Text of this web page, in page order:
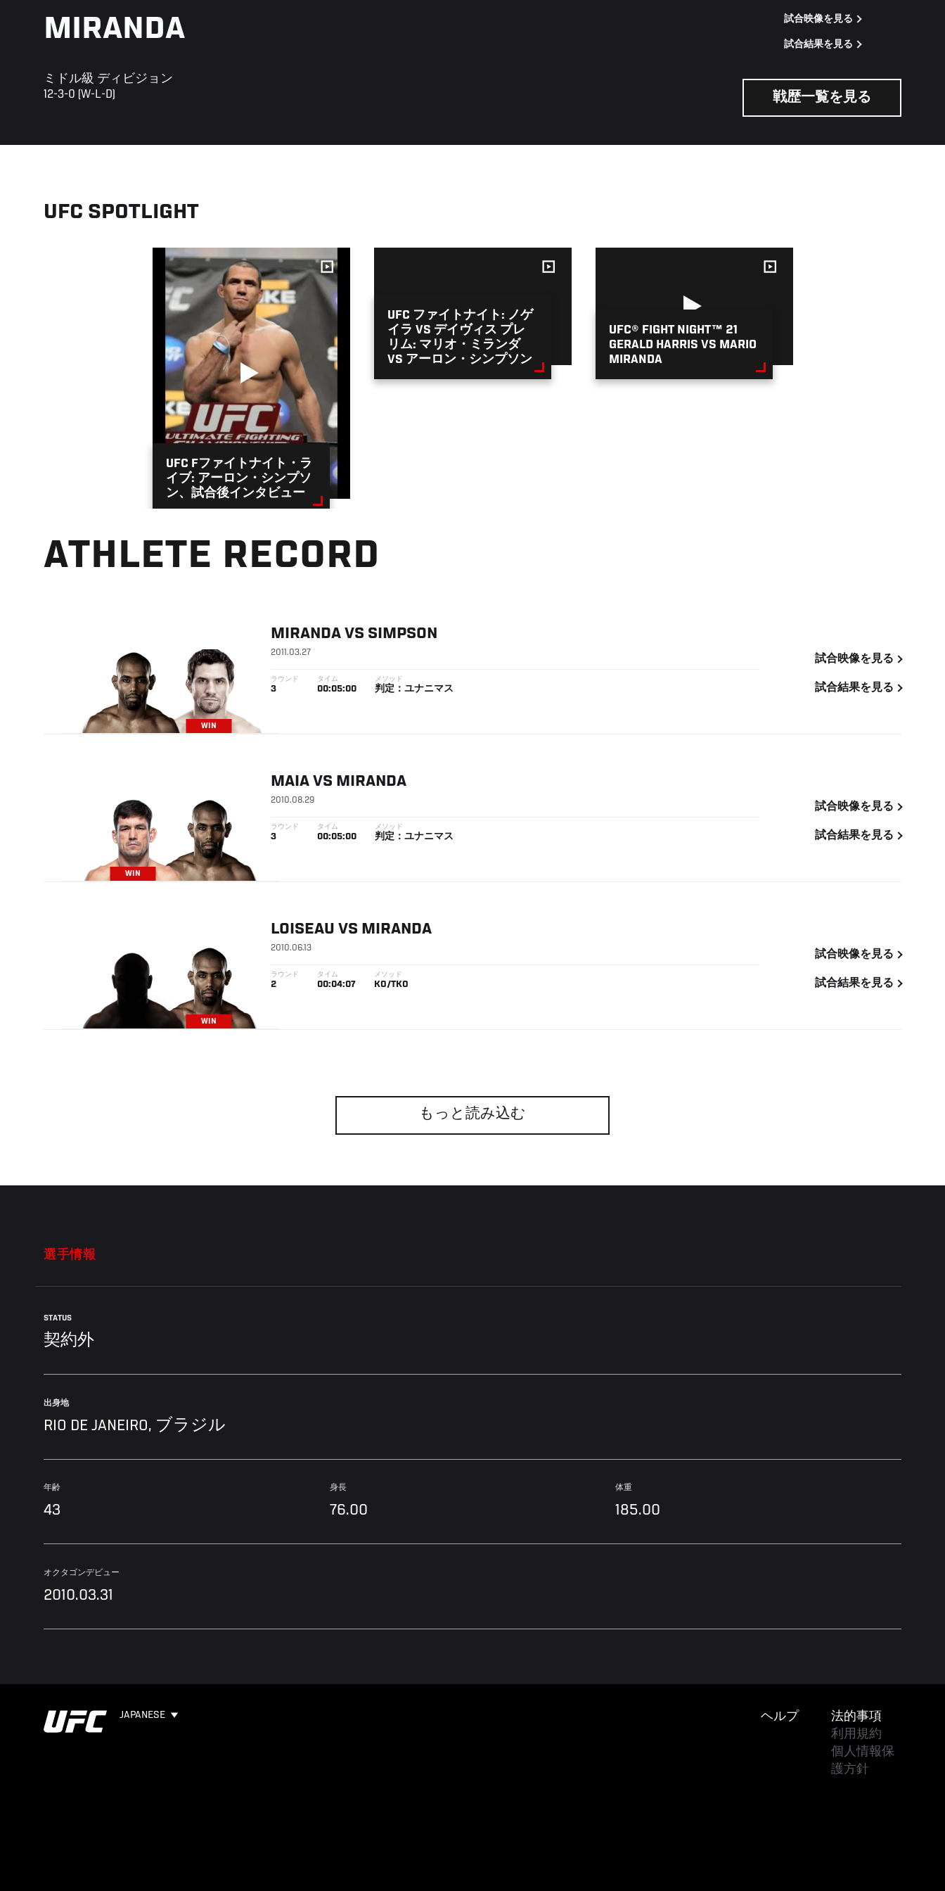
MIRANDA
ミドル級 ディビジョン
12-3-0 (W-L-D)
試合映像を見る
試合結果を見る
戦歴一覧を見る
UFC SPOTLIGHT
UFC Fファイトナイト・ラ
イブ: アーロン・シンプソ
ン、試合後インタビュー
UFC ファイトナイト: ノゲ
イラ VS デイヴィス プレ
リム: マリオ・ミランダ
VS アーロン・シンプソン
UFC® FIGHT NIGHT™ 21
GERALD HARRIS VS MARIO
MIRANDA
ATHLETE RECORD
WIN
MIRANDA VS SIMPSON
2011.03.27
ラウンド
3
タイム
00:05:00
メソッド
判定：ユナニマス
試合映像を見る
試合結果を見る
WIN
MAIA VS MIRANDA
2010.08.29
ラウンド
3
タイム
00:05:00
メソッド
判定：ユナニマス
試合映像を見る
試合結果を見る
WIN
LOISEAU VS MIRANDA
2010.06.13
ラウンド
2
タイム
00:04:07
メソッド
KO/TKO
試合映像を見る
試合結果を見る
もっと読み込む
選手情報
STATUS
契約外
出身地
RIO DE JANEIRO, ブラジル
年齢
43
身長
76.00
体重
185.00
オクタゴンデビュー
2010.03.31
JAPANESE Footer
ヘルプ
法的事項
利用規約
個人情報保
護方針